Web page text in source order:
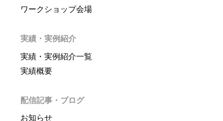
ワークショップ会場
実績・実例紹介
実績・実例紹介一覧
実績概要
配信記事・ブログ
お知らせ